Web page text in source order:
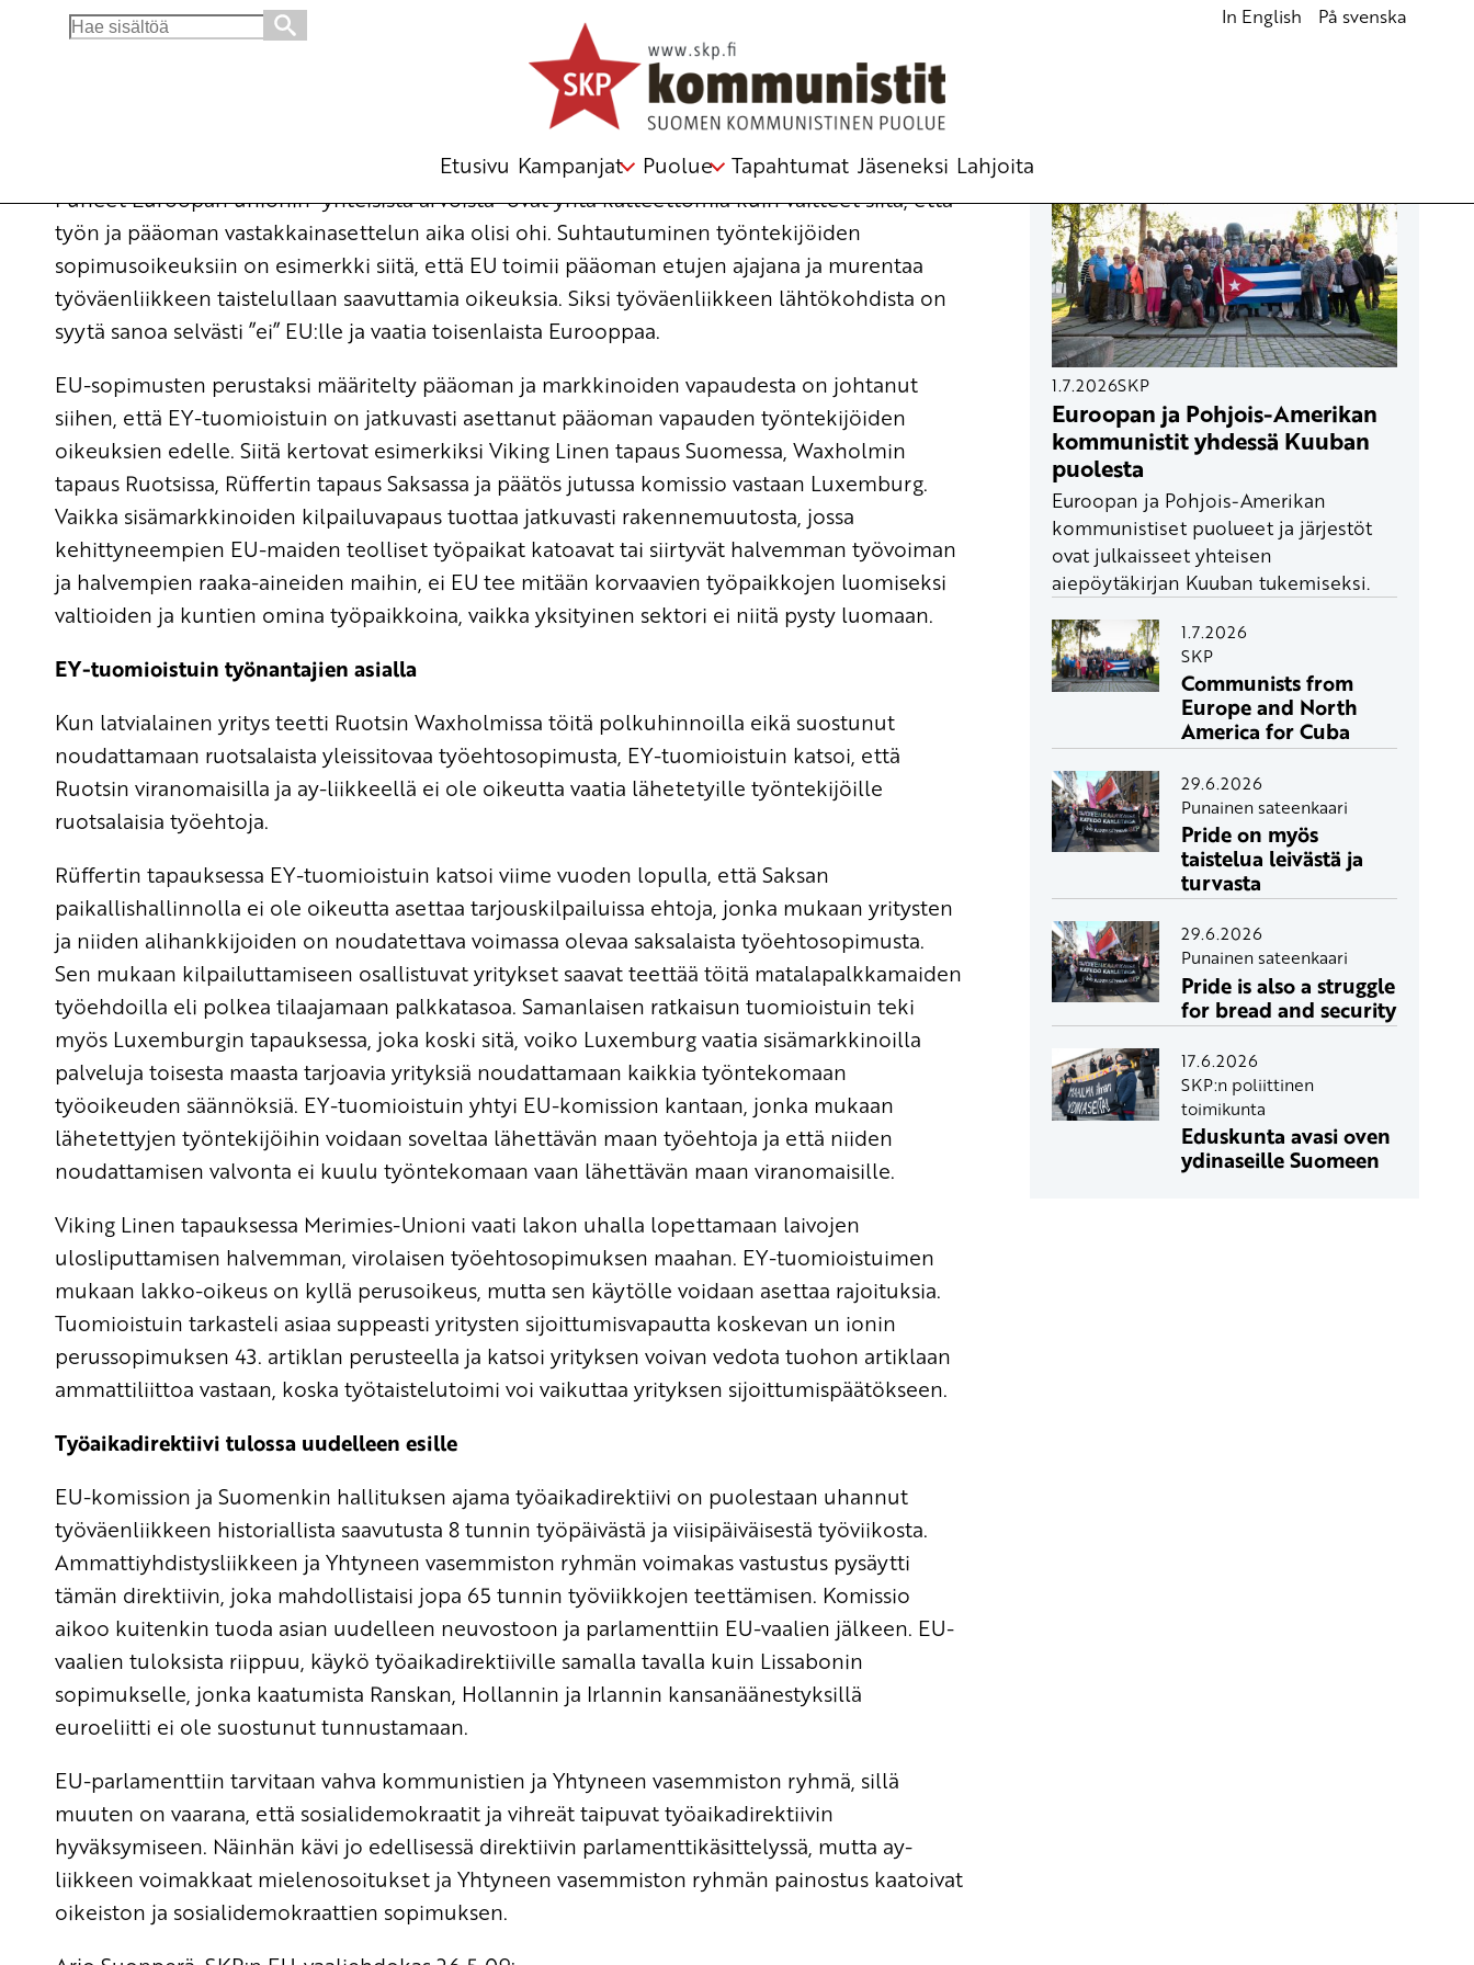
Search
In English På svenska
Etusivu Kampanjat Puolue Tapahtumat Jäseneksi Lahjoita
Puheet Euroopan unionin ”yhteisistä arvoista” ovat yhtä katteettomia kuin väitteet siitä, että
työn ja pääoman vastakkainasettelun aika olisi ohi. Suhtautuminen työntekijöiden
sopimusoikeuksiin on esimerkki siitä, että EU toimii pääoman etujen ajajana ja murentaa
työväenliikkeen taistelullaan saavuttamia oikeuksia. Siksi työväenliikkeen lähtökohdista on
syytä sanoa selvästi ”ei” EU:lle ja vaatia toisenlaista Eurooppaa.
EU-sopimusten perustaksi määritelty pääoman ja markkinoiden vapaudesta on johtanut
siihen, että EY-tuomioistuin on jatkuvasti asettanut pääoman vapauden työntekijöiden
oikeuksien edelle. Siitä kertovat esimerkiksi Viking Linen tapaus Suomessa, Waxholmin
tapaus Ruotsissa, Rüffertin tapaus Saksassa ja päätös jutussa komissio vastaan Luxemburg.
Vaikka sisämarkkinoiden kilpailuvapaus tuottaa jatkuvasti rakennemuutosta, jossa
kehittyneempien EU-maiden teolliset työpaikat katoavat tai siirtyvät halvemman työvoiman
ja halvempien raaka-aineiden maihin, ei EU tee mitään korvaavien työpaikkojen luomiseksi
valtioiden ja kuntien omina työpaikkoina, vaikka yksityinen sektori ei niitä pysty luomaan.
EY-tuomioistuin työnantajien asialla
Kun latvialainen yritys teetti Ruotsin Waxholmissa töitä polkuhinnoilla eikä suostunut
noudattamaan ruotsalaista yleissitovaa työehtosopimusta, EY-tuomioistuin katsoi, että
Ruotsin viranomaisilla ja ay-liikkeellä ei ole oikeutta vaatia lähetetyille työntekijöille
ruotsalaisia työehtoja.
Rüffertin tapauksessa EY-tuomioistuin katsoi viime vuoden lopulla, että Saksan
paikallishallinnolla ei ole oikeutta asettaa tarjouskilpailuissa ehtoja, jonka mukaan yritysten
ja niiden alihankkijoiden on noudatettava voimassa olevaa saksalaista työehtosopimusta.
Sen mukaan kilpailuttamiseen osallistuvat yritykset saavat teettää töitä matalapalkkamaiden
työehdoilla eli polkea tilaajamaan palkkatasoa. Samanlaisen ratkaisun tuomioistuin teki
myös Luxemburgin tapauksessa, joka koski sitä, voiko Luxemburg vaatia sisämarkkinoilla
palveluja toisesta maasta tarjoavia yrityksiä noudattamaan kaikkia työntekomaan
työoikeuden säännöksiä. EY-tuomioistuin yhtyi EU-komission kantaan, jonka mukaan
lähetettyjen työntekijöihin voidaan soveltaa lähettävän maan työehtoja ja että niiden
noudattamisen valvonta ei kuulu työntekomaan vaan lähettävän maan viranomaisille.
Viking Linen tapauksessa Merimies-Unioni vaati lakon uhalla lopettamaan laivojen
ulosliputtamisen halvemman, virolaisen työehtosopimuksen maahan. EY-tuomioistuimen
mukaan lakko-oikeus on kyllä perusoikeus, mutta sen käytölle voidaan asettaa rajoituksia.
Tuomioistuin tarkasteli asiaa suppeasti yritysten sijoittumisvapautta koskevan un ionin
perussopimuksen 43. artiklan perusteella ja katsoi yrityksen voivan vedota tuohon artiklaan
ammattiliittoa vastaan, koska työtaistelutoimi voi vaikuttaa yrityksen sijoittumispäätökseen.
Työaikadirektiivi tulossa uudelleen esille
EU-komission ja Suomenkin hallituksen ajama työaikadirektiivi on puolestaan uhannut
työväenliikkeen historiallista saavutusta 8 tunnin työpäivästä ja viisipäiväisestä työviikosta.
Ammattiyhdistysliikkeen ja Yhtyneen vasemmiston ryhmän voimakas vastustus pysäytti
tämän direktiivin, joka mahdollistaisi jopa 65 tunnin työviikkojen teettämisen. Komissio
aikoo kuitenkin tuoda asian uudelleen neuvostoon ja parlamenttiin EU-vaalien jälkeen. EU-
vaalien tuloksista riippuu, käykö työaikadirektiiville samalla tavalla kuin Lissabonin
sopimukselle, jonka kaatumista Ranskan, Hollannin ja Irlannin kansanäänestyksillä
euroeliitti ei ole suostunut tunnustamaan.
EU-parlamenttiin tarvitaan vahva kommunistien ja Yhtyneen vasemmiston ryhmä, sillä
muuten on vaarana, että sosialidemokraatit ja vihreät taipuvat työaikadirektiivin
hyväksymiseen. Näinhän kävi jo edellisessä direktiivin parlamenttikäsittelyssä, mutta ay-
liikkeen voimakkaat mielenosoitukset ja Yhtyneen vasemmiston ryhmän painostus kaatoivat
oikeiston ja sosialidemokraattien sopimuksen.
1.7.2026SKP
Euroopan ja Pohjois-Amerikan
kommunistit yhdessä Kuuban
puolesta
Euroopan ja Pohjois-Amerikan
kommunistiset puolueet ja järjestöt
ovat julkaisseet yhteisen
aiepöytäkirjan Kuuban tukemiseksi.
1.7.2026
SKP
Communists from
Europe and North
America for Cuba
29.6.2026
Punainen sateenkaari
Pride on myös
taistelua leivästä ja
turvasta
29.6.2026
Punainen sateenkaari
Pride is also a struggle
for bread and security
17.6.2026
SKP:n poliittinen
toimikunta
Eduskunta avasi oven
ydinaseille Suomeen